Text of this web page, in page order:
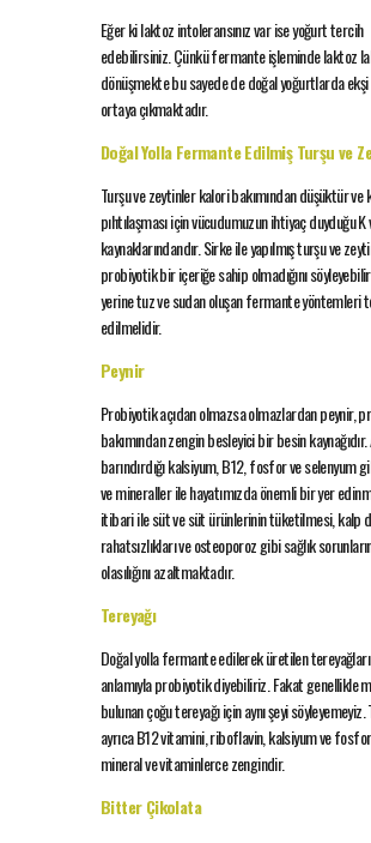
Eğer ki laktoz intoleransınız var ise yoğurt tercih
edebilirsiniz. Çünkü fermante işleminde laktoz
dönüşmekte bu sayede de doğal yoğurtlarda
ortaya çıkmaktadır.
Doğal Yolla Fermante Edilmiş Turşu ve
Turşu ve zeytinler kalori bakımından düşüktür ve
pıhtılaşması için vücudumuzun ihtiyaç duyduğu
kaynaklarındandır. Sirke ile yapılmış turşu ve
probiyotik bir içeriğe sahip olmadığını
yerine tuz ve sudan oluşan fermante yöntemleri
edilmelidir.
Peynir
Probiyotik açıdan olmazsa olmazlardan peynir,
bakımından zengin besleyici bir besin kaynağıdır.
barındırdığı kalsiyum, B12, fosfor ve selenyum
ve mineraller ile hayatımızda önemli bir yer
itibari ile süt ve süt ürünlerinin tüketilmesi, kalp
rahatsızlıkları ve osteoporoz gibi sağlık
olasılığını azaltmaktadır.
Tereyağı
Doğal yolla fermante edilerek üretilen
anlamıyla probiyotik diyebiliriz. Fakat genellikle
bulunan çoğu tereyağı için aynı şeyi söyleyemeyiz.
ayrıca B12 vitamini, riboflavin, kalsiyum ve
mineral ve vitaminlerce zengindir.
Bitter Çikolata